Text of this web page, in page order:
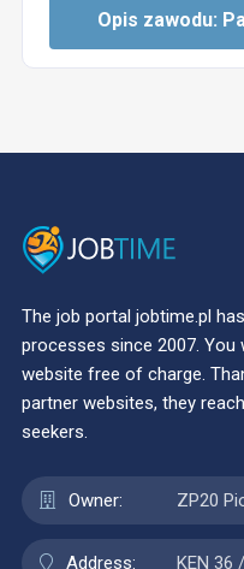
Opis zawodu:
The job portal jobtime.pl
processes since 2007.
website free of charge.
partner websites, they
seekers.
Owner: ZP20
Address: KEN 36